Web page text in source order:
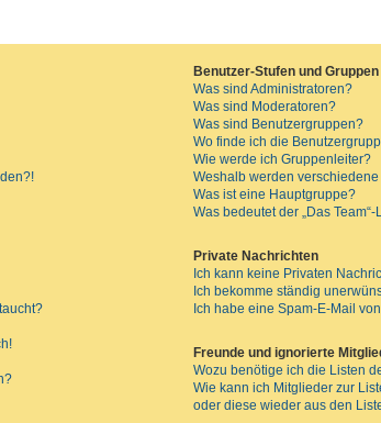
Benutzer-Stufen und Gruppen
Was sind Administratoren?
Was sind Moderatoren?
Was sind Benutzergruppen?
Wo finde ich die
Wie werde ich Gruppenleiter?
Weshalb werden
Was ist eine Hauptgruppe?
Was bedeutet der „Das
Private Nachrichten
Ich kann keine Privaten
Ich bekomme ständig
Ich habe eine Spam-E-Mail
Freunde und ignorierte
Wozu benötige ich die Listen
Wie kann ich Mitglieder zur
oder diese wieder aus den